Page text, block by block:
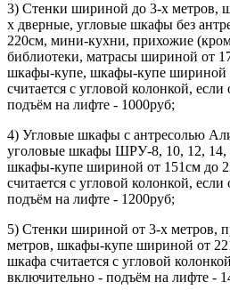
3) Стенки шириной до 3-х метров,
х дверные, угловые шкафы без
220см, мини-кухни, прихожие
библиотеки, матрасы шириной от
шкафы-купе, шкафы-купе шириной
считается с угловой колонкой,
подъём на лифте - 1000руб;
4) Угловые шкафы с антресолью
уголовые шкафы ШРУ-8, 10, 12, 14,
шкафы-купе шириной от 151см до
считается с угловой колонкой,
подъём на лифте - 1200руб;
5) Стенки шириной от 3-х метров,
метров, шкафы-купе шириной от
шкафа считается с угловой
включительно - подъём на лифте -